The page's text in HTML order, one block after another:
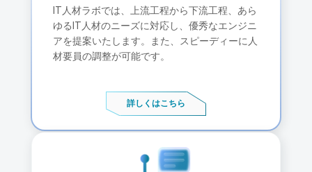
IT人材ラボでは、上流工程から下流工程、あら
ゆるIT人材のニーズに対応し、優秀なエンジニ
アを提案いたします。また、スピーディーに人
材要員の調整が可能です。
詳しくはこちら